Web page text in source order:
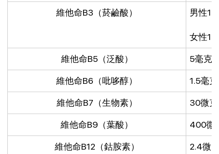
維他命B3（菸鹼酸） 男性16
女性14
維他命B5（泛酸） 5毫克
維他命B6（吡哆醇） 1.5毫克
維他命B7（生物素） 30微克
維他命B9（葉酸） 400微
維他命B12（鈷胺素） 2.4微